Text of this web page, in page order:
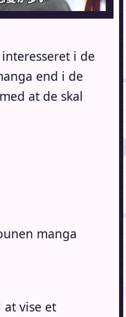
i de
end i de
at de skal
manga
vise et